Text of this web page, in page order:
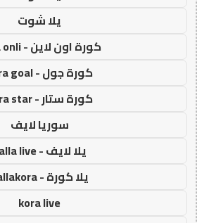
يلا شوت
كورة اون لاين - kora onli
كورة جول - kora goal
كورة ستار - kora star
سوريا لايف
يلا لايف - yalla live
يلا كورة - yallakora
kora live